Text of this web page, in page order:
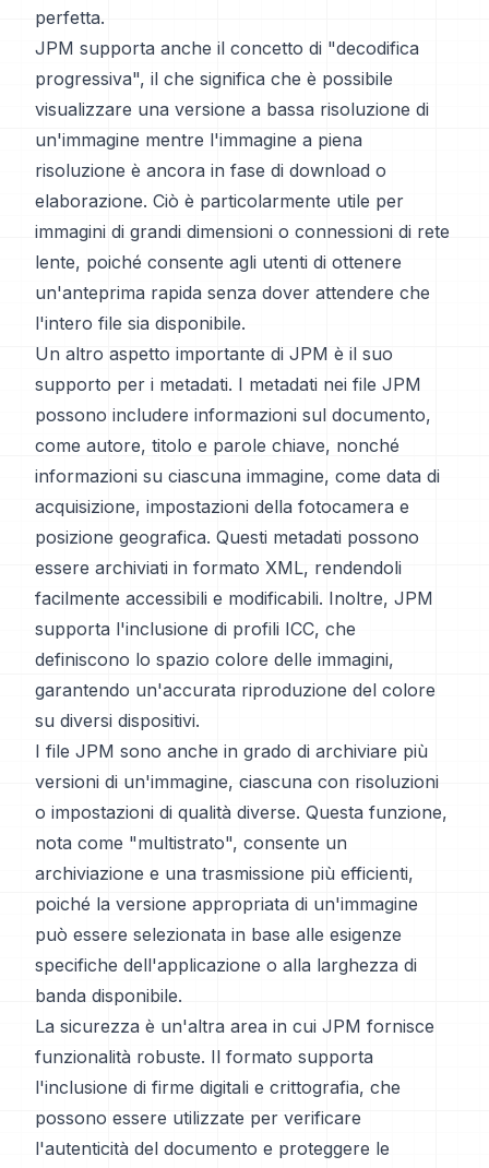
perfetta.
JPM supporta anche il concetto di "decodifica
progressiva", il che significa che è possibile
visualizzare una versione a bassa risoluzione di
un'immagine mentre l'immagine a piena
risoluzione è ancora in fase di download o
elaborazione. Ciò è particolarmente utile per
immagini di grandi dimensioni o connessioni di rete
lente, poiché consente agli utenti di ottenere
un'anteprima rapida senza dover attendere che
l'intero file sia disponibile.
Un altro aspetto importante di JPM è il suo
supporto per i metadati. I metadati nei file JPM
possono includere informazioni sul documento,
come autore, titolo e parole chiave, nonché
informazioni su ciascuna immagine, come data di
acquisizione, impostazioni della fotocamera e
posizione geografica. Questi metadati possono
essere archiviati in formato XML, rendendoli
facilmente accessibili e modificabili. Inoltre, JPM
supporta l'inclusione di profili ICC, che
definiscono lo spazio colore delle immagini,
garantendo un'accurata riproduzione del colore
su diversi dispositivi.
I file JPM sono anche in grado di archiviare più
versioni di un'immagine, ciascuna con risoluzioni
o impostazioni di qualità diverse. Questa funzione,
nota come "multistrato", consente un
archiviazione e una trasmissione più efficienti,
poiché la versione appropriata di un'immagine
può essere selezionata in base alle esigenze
specifiche dell'applicazione o alla larghezza di
banda disponibile.
La sicurezza è un'altra area in cui JPM fornisce
funzionalità robuste. Il formato supporta
l'inclusione di firme digitali e crittografia, che
possono essere utilizzate per verificare
l'autenticità del documento e proteggere le